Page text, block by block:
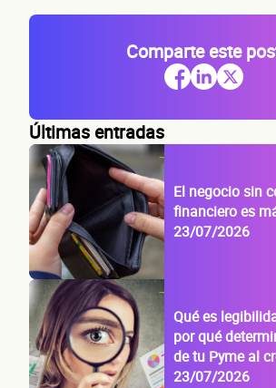
Comparte este
Últimas entradas
El negocio sin
financiero es
23/07/2026
Qué es
por qué
de tu Pyme al
23/07/2026